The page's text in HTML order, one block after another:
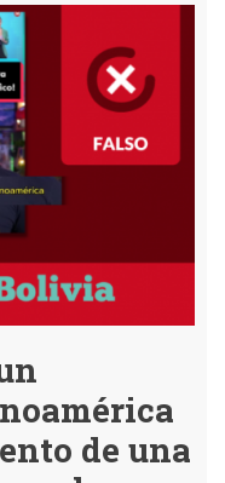
con
el
clima?
Esto
es
lo
que
sabemos
de una